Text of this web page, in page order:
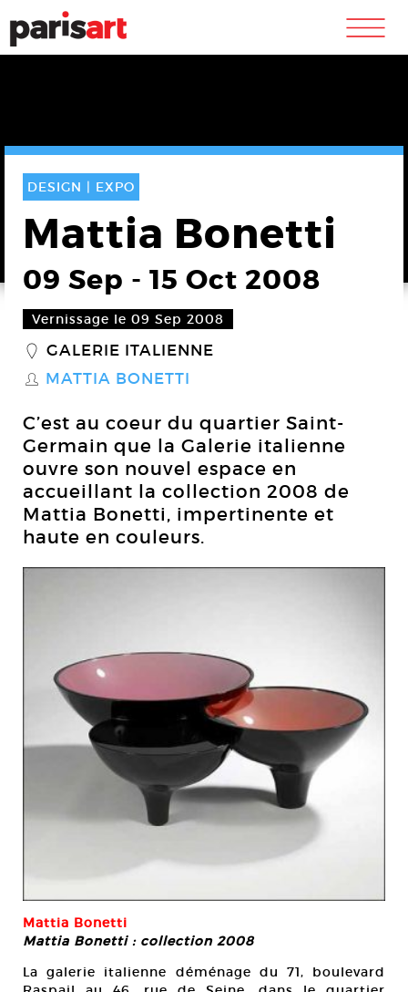
m
DESIGN | EXPO
Mattia Bonetti
09 Sep - 15 Oct 2008
Vernissage le 09 Sep 2008
_ GALERIE ITALIENNE
S MATTIA BONETTI
C’est au coeur du quartier Saint-
Germain que la Galerie italienne
ouvre son nouvel espace en
accueillant la collection 2008 de
Mattia Bonetti, impertinente et
haute en couleurs.
Mattia Bonetti
Mattia Bonetti : collection 2008
La galerie italienne déménage du 71, boulevard